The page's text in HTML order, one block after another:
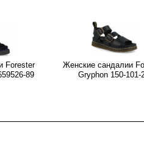
Forester
89
Женские сандалии
Gryphon 150-101-